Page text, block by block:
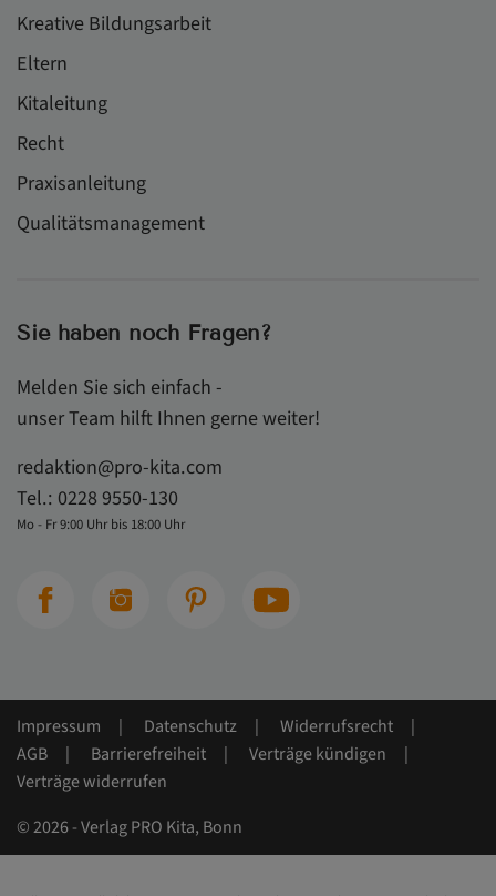
Kreative Bildungsarbeit
Eltern
Kitaleitung
Recht
Praxisanleitung
Qualitätsmanagement
Sie haben noch Fragen?
Melden Sie sich einfach -
unser Team hilft Ihnen gerne weiter!
redaktion@pro-kita.com
Tel.: 0228 9550-130
Mo - Fr 9:00 Uhr bis 18:00 Uhr
Impressum Datenschutz
Widerrufsrecht
AGB
Barrierefreiheit
Verträge kündigen
Verträge widerrufen
© 2026 - Verlag PRO Kita, Bonn